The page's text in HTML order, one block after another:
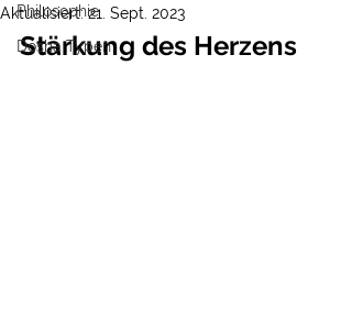
Philosophie
Dosha Typen
Aktualisiert:21. Sept. 2023
Stärkung des Herzens